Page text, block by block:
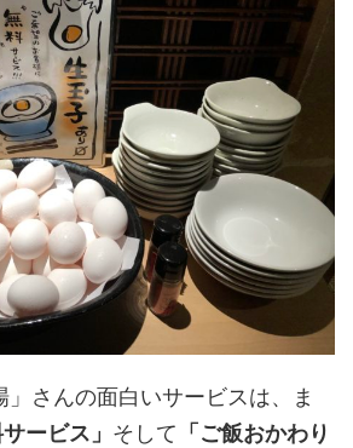
」さんの面白いサービスは、ま
ービス」 そして 「ご飯おかわり